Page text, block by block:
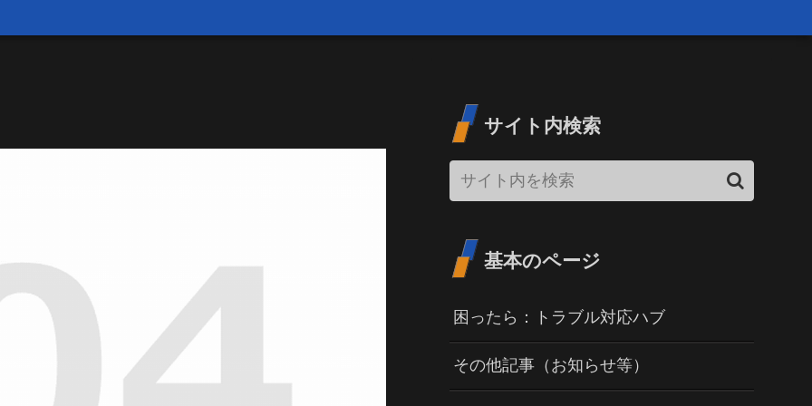
サイト内検索
基本のページ
困ったら：トラブル対応ハブ
その他記事（お知らせ等）